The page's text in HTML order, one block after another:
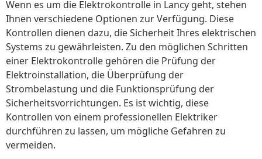
Wenn es um die Elektrokontrolle in Lancy geht, stehen
Ihnen verschiedene Optionen zur Verfügung. Diese
Kontrollen dienen dazu, die Sicherheit Ihres elektrischen
Systems zu gewährleisten. Zu den möglichen Schritten
einer Elektrokontrolle gehören die Prüfung der
Elektroinstallation, die Überprüfung der
Strombelastung und die Funktionsprüfung der
Sicherheitsvorrichtungen. Es ist wichtig, diese
Kontrollen von einem professionellen Elektriker
durchführen zu lassen, um mögliche Gefahren zu
vermeiden.